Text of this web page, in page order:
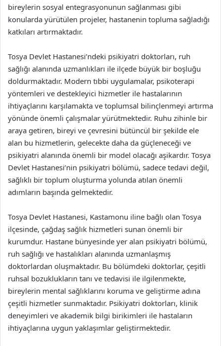
bireylerin sosyal entegrasyonunun sağlanması gibi
konularda yürütülen projeler, hastanenin topluma sağladığı
katkıları artırmaktadır.
Tosya Devlet Hastanesi’ndeki psikiyatri doktorları, ruh
sağlığı alanında uzmanlıkları ile ilçede büyük bir boşluğu
doldurmaktadır. Modern tıbbi uygulamalar, psikoterapi
yöntemleri ve destekleyici hizmetler ile hastalarının
ihtiyaçlarını karşılamakta ve toplumsal bilinçlenmeyi artırma
yönünde önemli çalışmalar yürütmektedir. Ruhu zihinle bir
araya getiren, bireyi ve çevresini bütüncül bir şekilde ele
alan bu hizmetlerin, gelecekte daha da güçleneceği ve
psikiyatri alanında önemli bir model olacağı aşikardır. Tosya
Devlet Hastanesi’nin psikiyatri bölümü, sadece tedavi değil,
sağlıklı bir toplum oluşturma yolunda atılan önemli
adımların başında gelmektedir.
Tosya Devlet Hastanesi, Kastamonu iline bağlı olan Tosya
ilçesinde, çağdaş sağlık hizmetleri sunan önemli bir
kurumdur. Hastane bünyesinde yer alan psikiyatri bölümü,
ruh sağlığı ve hastalıkları alanında uzmanlaşmış
doktorlardan oluşmaktadır. Bu bölümdeki doktorlar, çeşitli
ruhsal bozuklukların tanı ve tedavisi ile ilgilenmekte,
bireylerin mental sağlıklarını koruma ve geliştirme adına
çeşitli hizmetler sunmaktadır. Psikiyatri doktorları, klinik
deneyimleri ve akademik bilgi birikimleri ile hastaların
ihtiyaçlarına uygun yaklaşımlar geliştirmektedir.